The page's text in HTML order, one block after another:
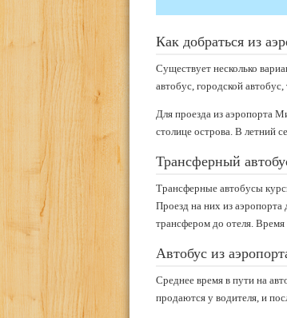
Как добраться из
Существует несколько
автобус, городской
Для проезда из аэропорта
столице острова. В летний
Трансферный
Трансферные автобусы
Проезд на них из аэропорта
трансфером до отеля. Время
Автобус из
Среднее время в пути на
продаются у водителя, и